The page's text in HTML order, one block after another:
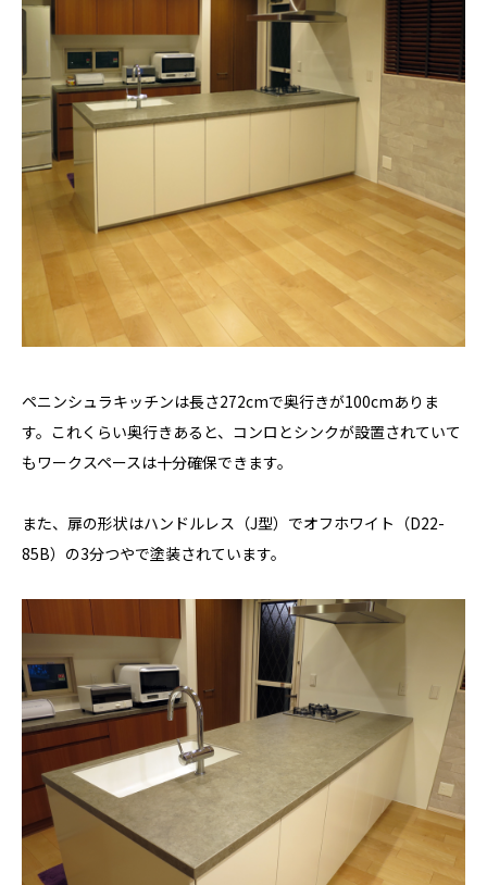
ペニンシュラキッチンは長さ272cmで奥行きが100cmありま
す。これくらい奥行きあると、コンロとシンクが設置されていて
もワークスペースは十分確保できます。
また、扉の形状はハンドルレス（J型）でオフホワイト（D22-
85B）の3分つやで塗装されています。